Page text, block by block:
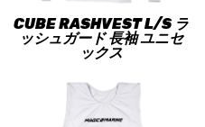
CUBE RASHVEST L/S ラ
ッシュガード 長袖 ユニセ
ックス